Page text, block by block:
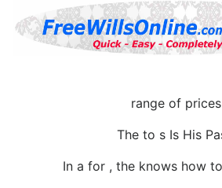
range of prices
The to s Is His
In a for , the knows how